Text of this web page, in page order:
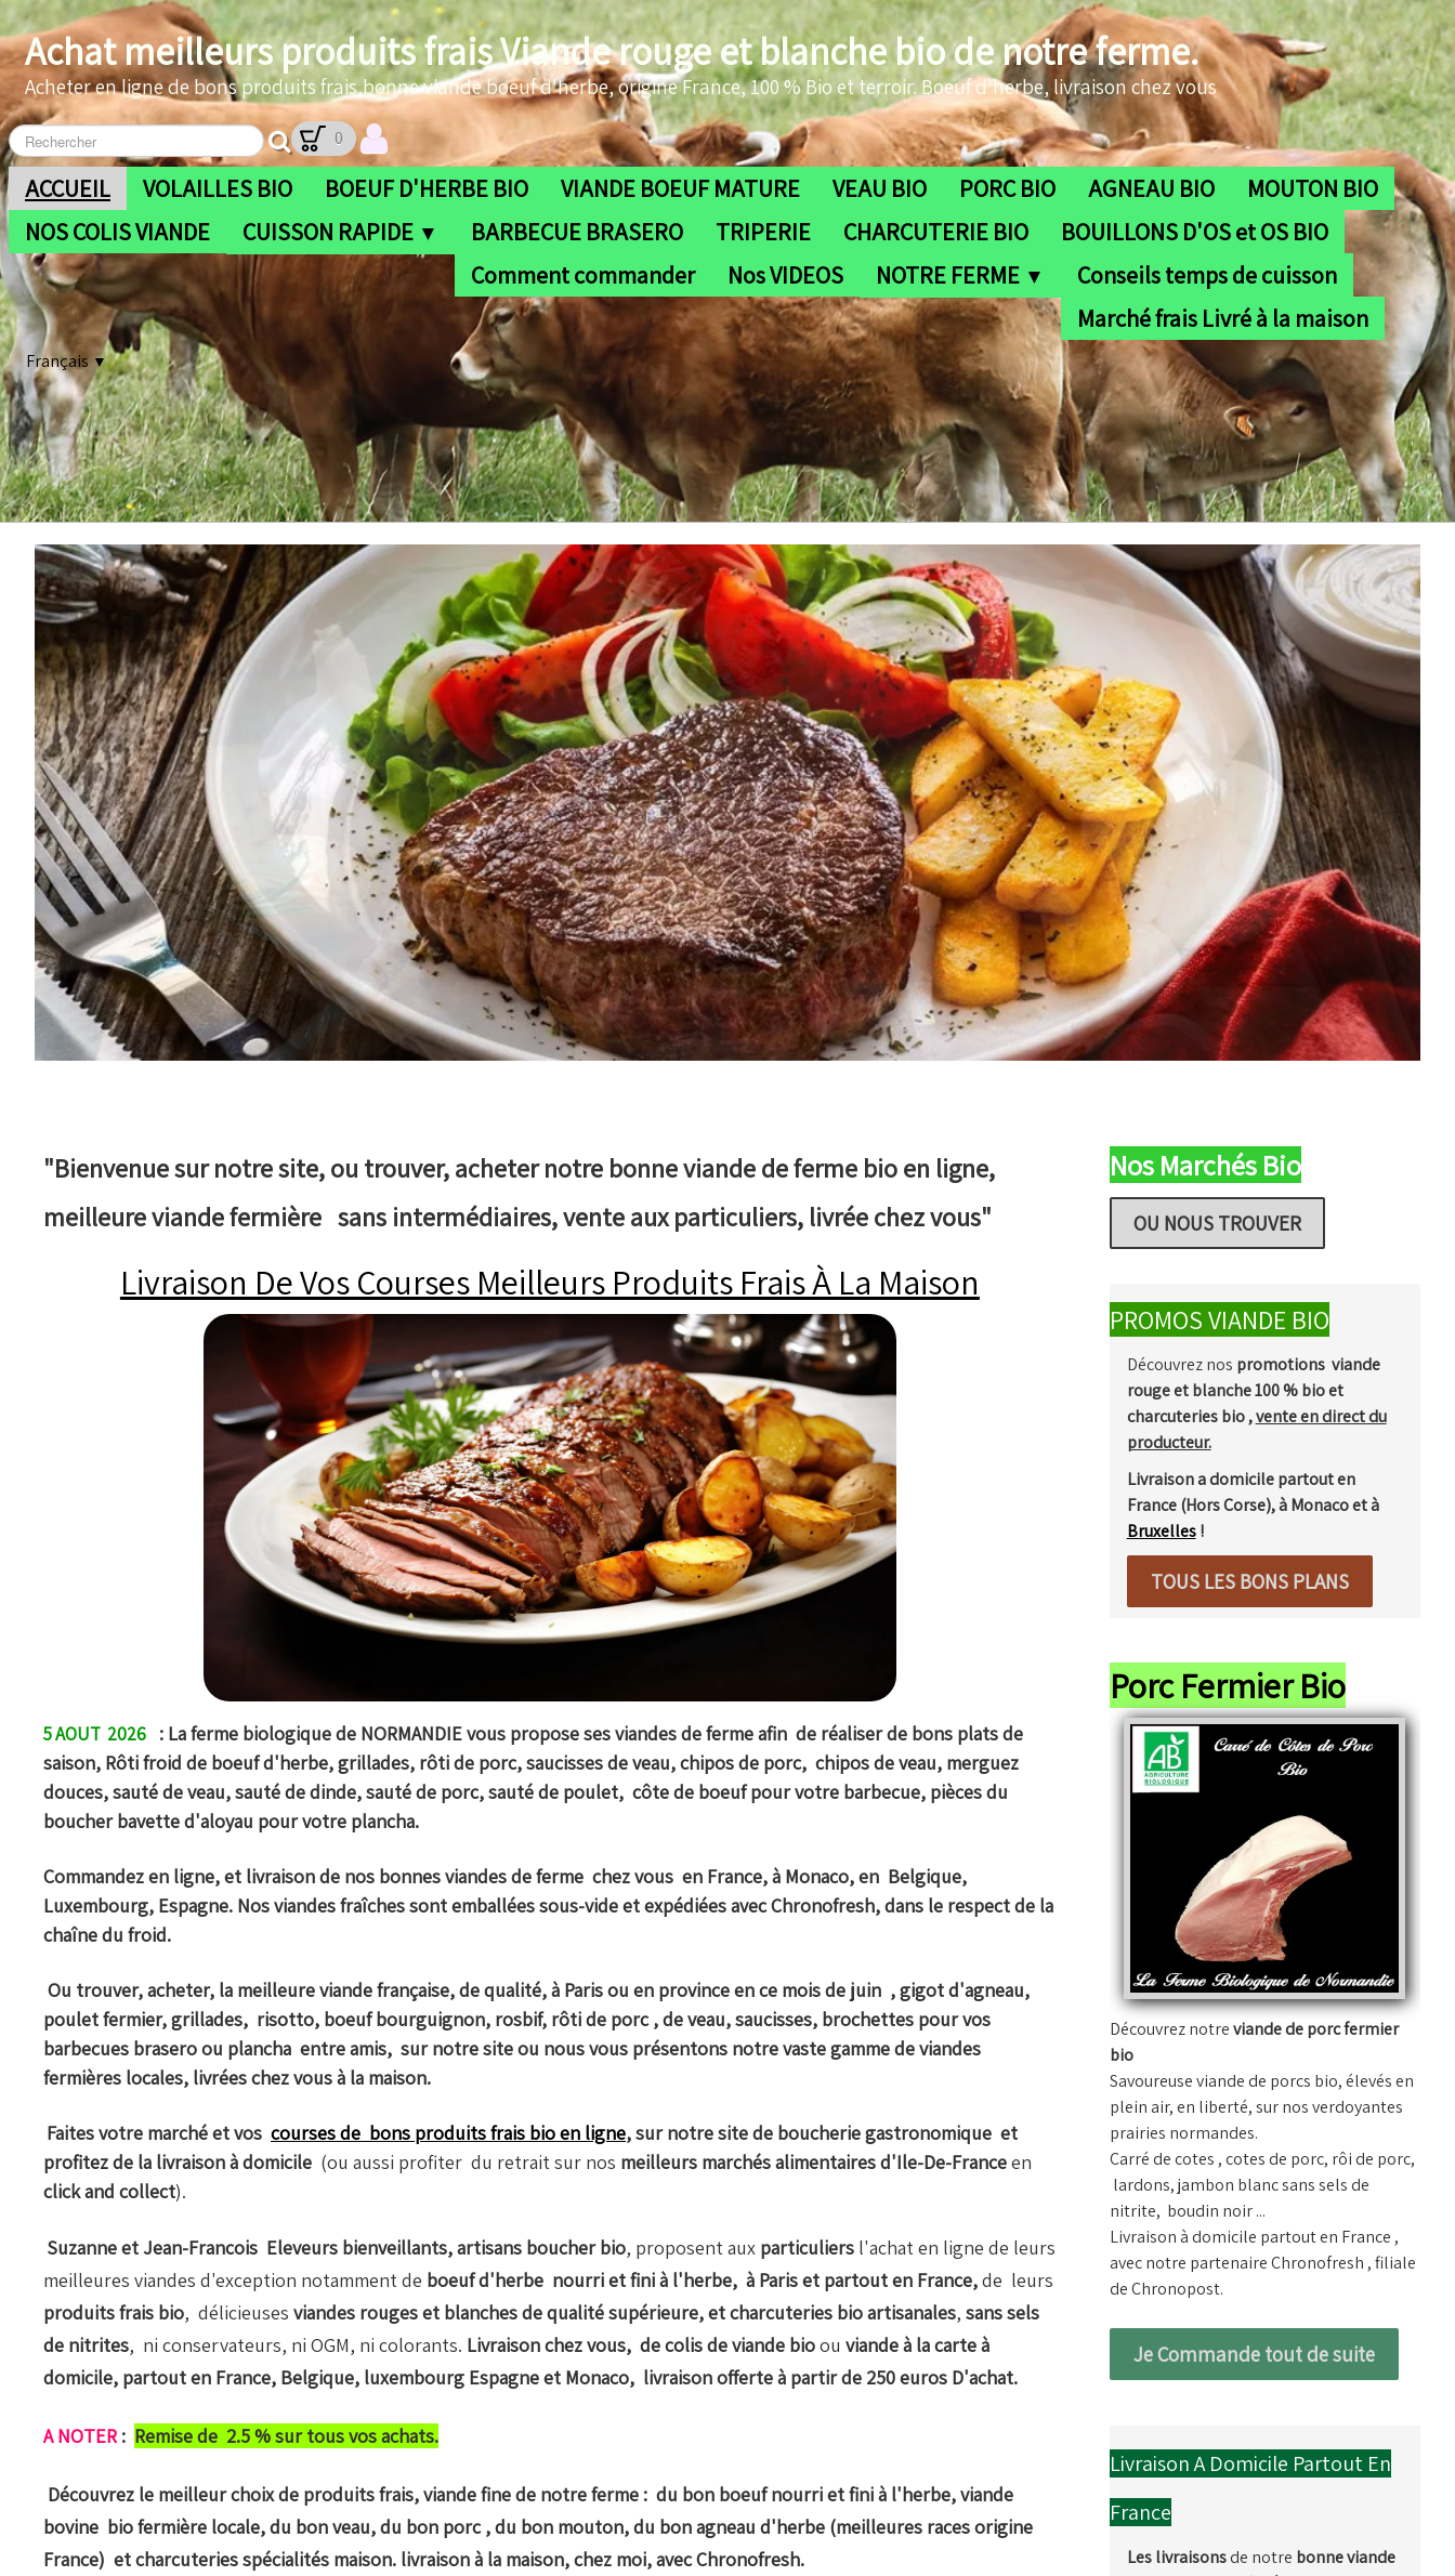
Achat meilleurs produits frais Viande rouge et blanche bio de notre ferme.
Acheter en ligne de bons produits frais,bonne viande boeuf d'herbe, origine France, 100 % Bio et terroir. Boeuf d'herbe, livraison chez vous
0
ACCUEIL VOLAILLES BIO BOEUF D'HERBE BIO VIANDE BOEUF MATURE VEAU BIO PORC BIO AGNEAU BIO
MOUTON BIO
NOS COLIS VIANDE
CUISSON RAPIDE ▼ BARBECUE BRASERO TRIPERIE CHARCUTERIE BIO
BOUILLONS D'OS et OS BIO
Comment commander
Nos VIDEOS NOTRE FERME ▼
Conseils temps de cuisson
Marché frais Livré à la maison
Français▼
"Bienvenue sur notre site, ou trouver, acheter notre bonne viande de ferme bio en ligne,
meilleure viande fermière sans intermédiaires, vente aux particuliers, livrée chez vous"
Livraison De Vos Courses Meilleurs Produits Frais À La Maison
5 AOUT 2026 : La ferme biologique de NORMANDIE vous propose ses viandes de ferme afin de réaliser de bons plats de
saison, Rôti froid de boeuf d'herbe, grillades, rôti de porc, saucisses de veau, chipos de porc, chipos de veau, merguez
douces, sauté de veau, sauté de dinde, sauté de porc, sauté de poulet, côte de boeuf pour votre barbecue, pièces du
boucher bavette d'aloyau pour votre plancha.
Commandez en ligne, et livraison de nos bonnes viandes de ferme chez vous en France, à Monaco, en Belgique,
Luxembourg, Espagne. Nos viandes fraîches sont emballées sous-vide et expédiées avec Chronofresh, dans le respect de la
chaîne du froid.
Ou trouver, acheter, la meilleure viande française, de qualité, à Paris ou en province en ce mois de juin , gigot d'agneau,
poulet fermier, grillades, risotto, boeuf bourguignon, rosbif, rôti de porc , de veau, saucisses, brochettes pour vos
barbecues brasero ou plancha entre amis, sur notre site ou nous vous présentons notre vaste gamme de viandes
fermières locales, livrées chez vous à la maison.
Faites votre marché et vos courses de bons produits frais bio en ligne, sur notre site de boucherie gastronomique et
profitez de la livraison à domicile (ou aussi profiter du retrait sur nos meilleurs marchés alimentaires d'Ile-De-Franceen
click and collect).
Suzanne et Jean-Francois Eleveurs bienveillants, artisans boucher bio, proposent aux particuliers l'achat en ligne de leurs
meilleures viandes d'exception notamment de boeuf d'herbe nourri et fini à l'herbe, à Paris et partout en France,de leurs
produits frais bio, délicieuses viandes rouges et blanches de qualité supérieure, et charcuteries bioartisanales, sans sels
de nitrites, ni conservateurs, ni OGM, ni colorants. Livraison chez vous, de colis de viande bioou viande à la carte à
domicile, partout en France, Belgique, luxembourg Espagne et Monaco, livraison offerte à partir de 250 euros D'achat.
A NOTER: Remise de 2.5 % sur tous vos achats.
Découvrez le meilleur choix de produits frais, viande fine de notre ferme : du bon boeuf nourri et fini à l'herbe, viande
bovine bio fermière locale, du bon veau, du bon porc , du bon mouton, du bon agneau d'herbe (meilleures races origine
France) et charcuteries spécialités maison. livraison à la maison, chez moi, avec Chronofresh.
Nos Marchés Bio
OU NOUS TROUVER
PROMOS VIANDE BIO
Découvrez nos promotions viande
rouge et blanche 100 % bio et
charcuteries bio ,vente en direct du
producteur.
Livraison a domicile partout en
France (Hors Corse), à Monaco et à
Bruxelles!
TOUS LES BONS PLANS
Porc Fermier Bio
Découvrez notreviande de porc fermier
bio
Savoureuse viande de porcs bio, élevés en
plein air, en liberté, sur nos verdoyantes
prairies normandes.
Carré de cotes , cotes de porc, rôi de porc,
lardons, jambon blanc sans sels de
nitrite, boudin noir ...
Livraison à domicile partout en France ,
avec notre partenaire Chronofresh , filiale
de Chronopost.
Je Commande tout de suite
Livraison A Domicile Partout En
France
Les livraisonsde notre bonneviande